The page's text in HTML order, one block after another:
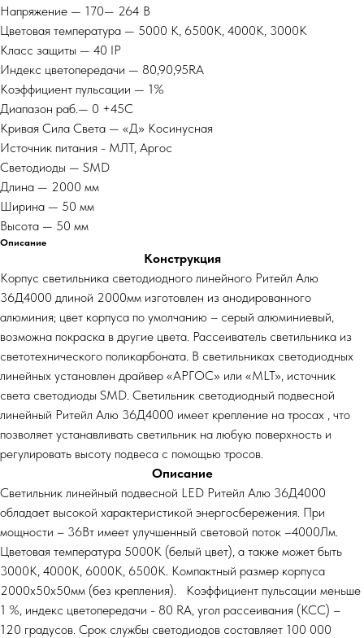
Напряжение — 170— 264 В
Цветовая температура — 5000 К, 6500К, 4000К, 3000К
Класс защиты — 40 IP
Индекс цветопередачи — 80,90,95RA
Коэффициент пульсации — 1%
Диапазон раб.— 0 +45С
Кривая Сила Света — «Д» Косинусная
Источник питания - МЛТ, Аргос
Светодиоды — SMD
Длина — 2000 мм
Ширина — 50 мм
Высота — 50 мм
Описание
Конструкция
Корпус светильника светодиодного линейного Ритейл Алю
36Д4000 длиной 2000мм изготовлен из анодированного
алюминия; цвет корпуса по умолчанию – серый алюминиевый,
возможна покраска в другие цвета. Рассеиватель светильника из
светотехнического поликарбоната. В светильниках светодиодных
линейных установлен драйвер «АРГОС» или «MLT», источник
света светодиоды SMD. Светильник светодиодный подвесной
линейный Ритейл Алю 36Д4000 имеет крепление на тросах , что
позволяет устанавливать светильник на любую поверхность и
регулировать высоту подвеса с помощью тросов.
Описание
Светильник линейный подвесной LED Ритейл Алю 36Д4000
обладает высокой характеристикой энергосбережения. При
мощности – 36Вт имеет улучшенный световой поток –4000Лм.
Цветовая температура 5000К (белый цвет), а также может быть
3000К, 4000К, 6000К, 6500К. Компактный размер корпуса
2000х50х50мм (без крепления). Коэффициент пульсации меньше
1 %, индекс цветопередачи - 80 RA, угол рассеивания (КСС) –
120 градусов. Срок службы светодиодов составляет 100 000